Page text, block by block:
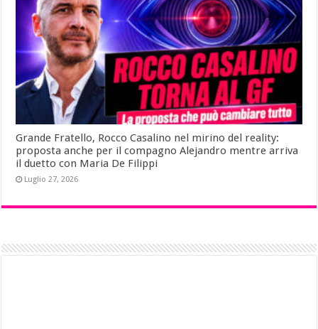
Grande Fratello, Rocco Casalino nel mirino del reality:
proposta anche per il compagno Alejandro mentre arriva
il duetto con Maria De Filippi
Luglio 27, 2026